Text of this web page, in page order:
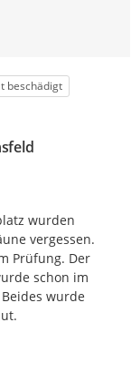
beschädigt
wurden
vergessen.
Prüfung. Der
schon im
wurde